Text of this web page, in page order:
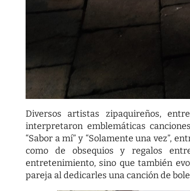
Diversos artistas zipaquireños,
interpretaron emblemáticas
“Sabor a mí” y “Solamente una vez”,
como de obsequios y regalos
entretenimiento, sino que también
pareja al dedicarles una canción de